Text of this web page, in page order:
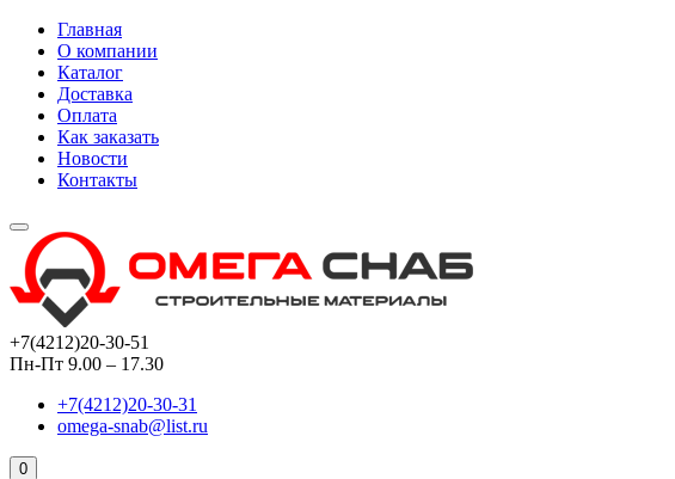
Главная
О компании
Каталог
Доставка
Оплата
Как заказать
Новости
Контакты
+7(4212)20-30-51
Пн-Пт 9.00 – 17.30
+7(4212)20-30-31
omega-snab@list.ru
0